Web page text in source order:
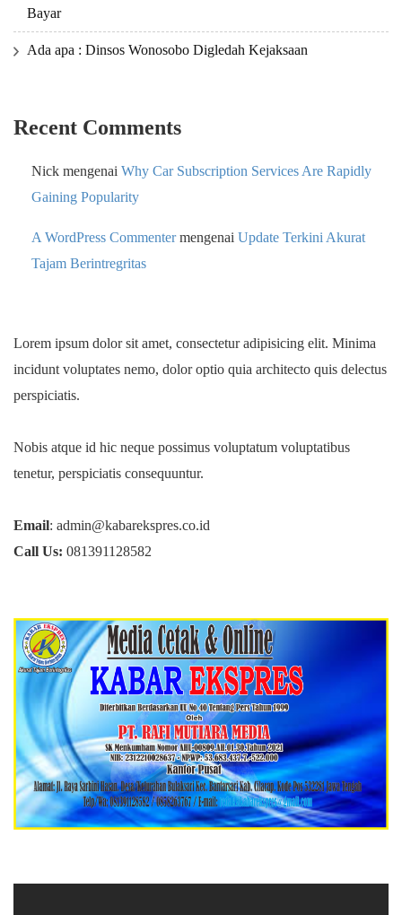
Bayar
Ada apa : Dinsos Wonosobo Digledah Kejaksaan
Recent Comments
Nick mengenai Why Car Subscription Services Are Rapidly
Gaining Popularity
A WordPress Commentermengenai Update Terkini Akurat
Tajam Berintregritas
Lorem ipsum dolor sit amet, consectetur adipisicing elit. Minima
incidunt voluptates nemo, dolor optio quia architecto quis delectus
perspiciatis.
Nobis atque id hic neque possimus voluptatum voluptatibus
tenetur, perspiciatis consequuntur.
Email: admin@kabarekspres.co.id
Call Us: 081391128582